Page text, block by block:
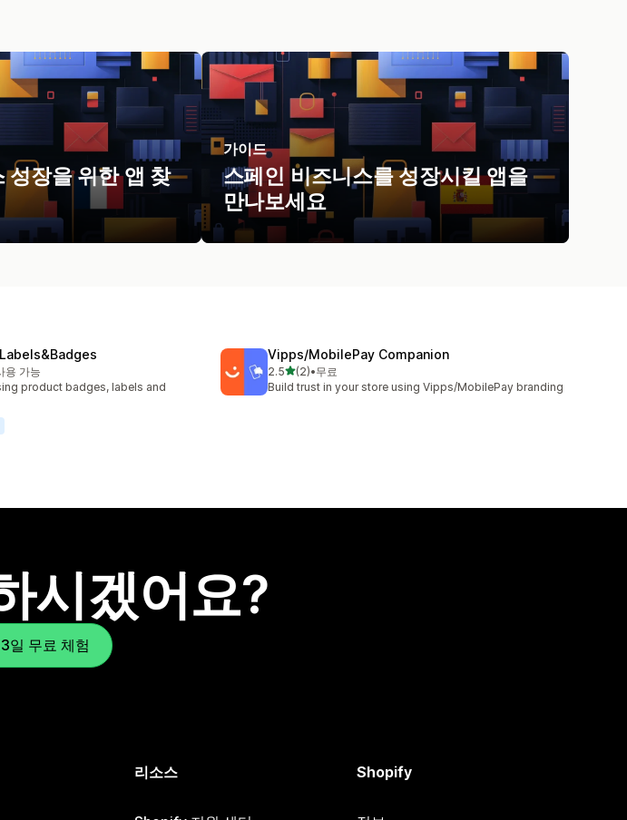
성장을 위한 앱 찾
가이드
스페인 비즈니스를 성장시킬 앱을
만나보세요
용 가능
product badges, labels and
Vipps/MobilePay Companion
2.5별 5개 중
(2)
총 리뷰 2개
•무료
Build trust in your store using Vipps/MobilePay branding
시겠어요?
일 무료 체험
리소스 Shopify